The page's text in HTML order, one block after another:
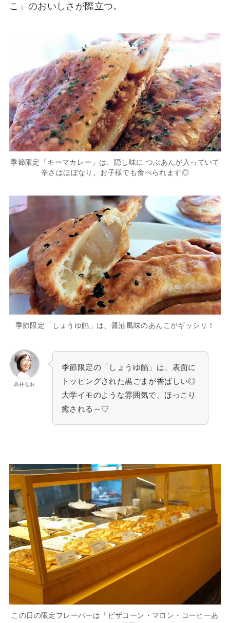
こ」のおいしさが際立つ。
季節限定「キーマカレー」は、隠し味に つぶあんが入っていて
辛さはほぼなり。お子様でも食べられます◎
季節限定「しょうゆ餡」は、醤油風味のあんこがギッシリ！
高井なお
季節限定の「しょうゆ餡」は、表面に
トッピングされた黒ごまが香ばしい◎
大学イモのような雰囲気で、ほっこり
癒される～♡
この日の限定フレーバーは「ピザコーン・マロン・コーヒーあ